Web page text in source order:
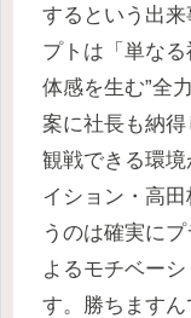
するという出
プトは「単な
体感を生む”全
案に社長も納
観戦できる環
イション・高
うのは確実に
よるモチベー
す。勝ちますん